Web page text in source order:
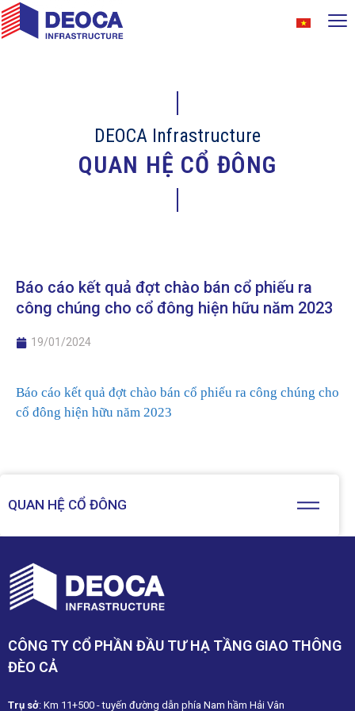
DEOCA Infrastructure
QUAN HỆ CỔ ĐÔNG
QUAN HỆ CỔ ĐÔNG
Báo cáo kết quả đợt chào bán cổ phiếu ra
công chúng cho cổ đông hiện hữu năm 2023
19/01/2024
Báo cáo kết quả đợt chào bán cổ phiếu ra công chúng cho
cổ đông hiện hữu năm 2023
CÔNG TY CỔ PHẦN ĐẦU TƯ HẠ TẦNG GIAO THÔNG
ĐÈO CẢ
Trụ sở: Km 11+500 - tuyến đường dẫn phía Nam hầm Hải Vân